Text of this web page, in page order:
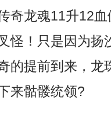
奇龙魂11升12
怪！只是因为扬
的提前到来，龙
来骷髅统领?